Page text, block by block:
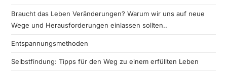
Braucht das Leben Veränderungen? Warum wir uns auf neue
Wege und Herausforderungen einlassen sollten..
Entspannungsmethoden
Selbstfindung: Tipps für den Weg zu einem erfüllten Leben